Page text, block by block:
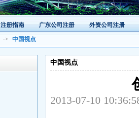
注册指南 广东公司注册 外资公司注册
-> 中国视点
中国视点
2013-07-10